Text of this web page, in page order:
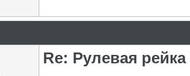
Re: Рулевая рейка